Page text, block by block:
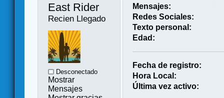
East Rider
Recien Llegado
Desconectado
Mostrar
Mensajes
Mensajes:
Redes Sociales:
Texto personal:
Edad:
Fecha de registro:
Hora Local:
Última vez activo: